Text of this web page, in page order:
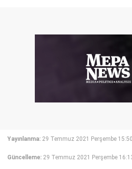
Yayınlanma: 29 Temmuz 2021 Perşembe 15:50
Güncelleme: 29 Temmuz 2021 Perşembe